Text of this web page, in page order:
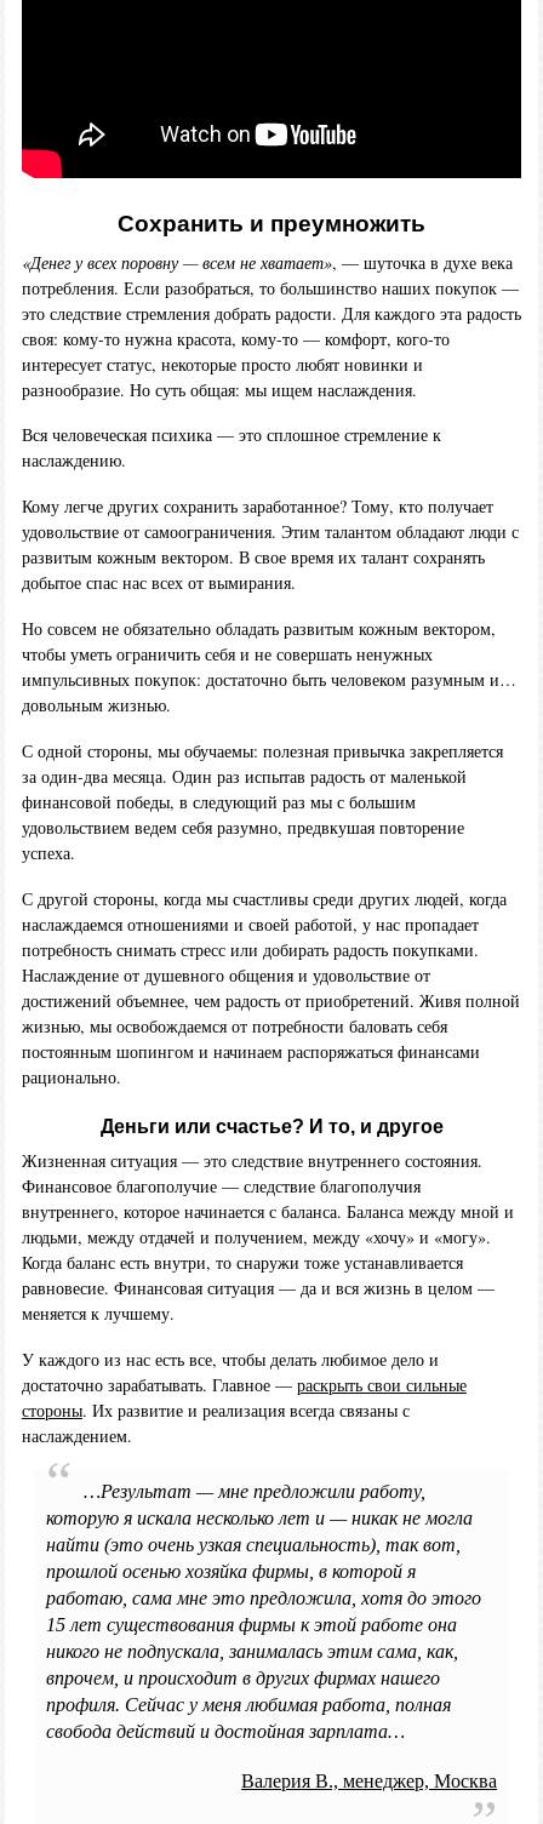
Сохранить и преумножить
«Денег у всех поровну — всем не хватает», — шуточка в духе века
потребления. Если разобраться, то большинство наших покупок —
это следствие стремления добрать радости. Для каждого эта радость
своя: кому-то нужна красота, кому-то — комфорт, кого-то
интересует статус, некоторые просто любят новинки и
разнообразие. Но суть общая: мы ищем наслаждения.
Вся человеческая психика — это сплошное стремление к
наслаждению.
Кому легче других сохранить заработанное? Тому, кто получает
удовольствие от самоограничения. Этим талантом обладают люди с
развитым кожным вектором. В свое время их талант сохранять
добытое спас нас всех от вымирания.
Но совсем не обязательно обладать развитым кожным вектором,
чтобы уметь ограничить себя и не совершать ненужных
импульсивных покупок: достаточно быть человеком разумным и…
довольным жизнью.
С одной стороны, мы обучаемы: полезная привычка закрепляется
за один-два месяца. Один раз испытав радость от маленькой
финансовой победы, в следующий раз мы с большим
удовольствием ведем себя разумно, предвкушая повторение
успеха.
С другой стороны, когда мы счастливы среди других людей, когда
наслаждаемся отношениями и своей работой, у нас пропадает
потребность снимать стресс или добирать радость покупками.
Наслаждение от душевного общения и удовольствие от
достижений объемнее, чем радость от приобретений. Живя полной
жизнью, мы освобождаемся от потребности баловать себя
постоянным шопингом и начинаем распоряжаться финансами
рационально.
Деньги или счастье? И то, и другое
Жизненная ситуация — это следствие внутреннего состояния.
Финансовое благополучие — следствие благополучия
внутреннего, которое начинается с баланса. Баланса между мной и
людьми, между отдачей и получением, между «хочу» и «могу».
Когда баланс есть внутри, то снаружи тоже устанавливается
равновесие. Финансовая ситуация — да и вся жизнь в целом —
меняется к лучшему.
У каждого из нас есть все, чтобы делать любимое дело и
достаточно зарабатывать. Главное — раскрыть свои сильные
стороны. Их развитие и реализация всегда связаны с
наслаждением.
…Результат — мне предложили работу,
которую я искала несколько лет и — никак не могла
найти (это очень узкая специальность), так вот,
прошлой осенью хозяйка фирмы, в которой я
работаю, сама мне это предложила, хотя до этого
15 лет существования фирмы к этой работе она
никого не подпускала, занималась этим сама, как,
впрочем, и происходит в других фирмах нашего
профиля. Сейчас у меня любимая работа, полная
свобода действий и достойная зарплата…
Валерия В., менеджер, Москва